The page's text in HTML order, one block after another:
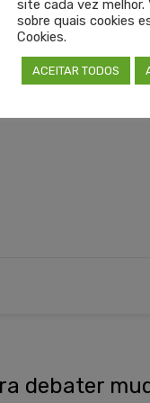
de
debater
site cada vez
sobre quais cookies
Cookies.
ACEITAR TODOS